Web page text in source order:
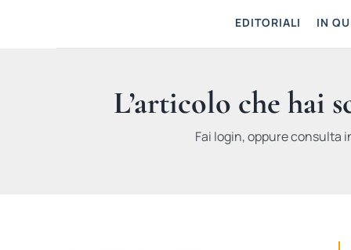
EDITORIALI IN
L’articolo che hai
Fai login, oppure consulta